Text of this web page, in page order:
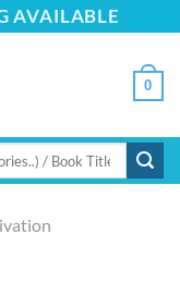
AVAILABLE
0